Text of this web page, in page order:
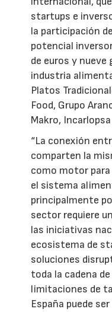
startups e
la participación
potencial
de euros y nueve
industria
Platos
Food, Grupo
Makro,
“La conexión
comparten la
como motor para
el sistema
principalmente
sector requiere
las iniciativas
ecosistema de
soluciones
toda la cadena
limitaciones de
España puede